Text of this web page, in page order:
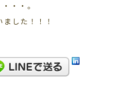
・・。
した！！！